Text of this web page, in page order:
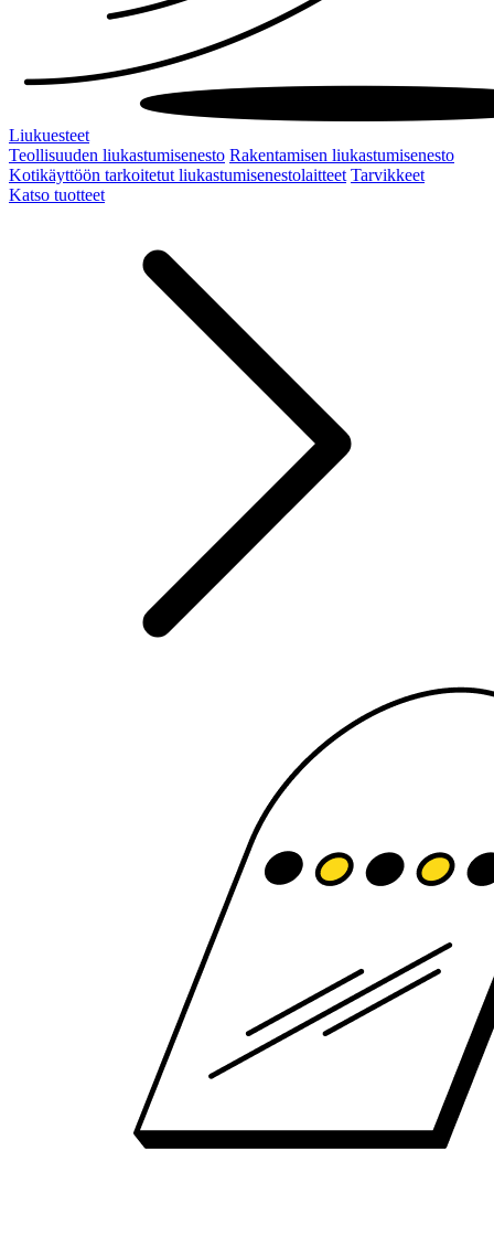
Liukuesteet
Teollisuuden liukastumisenesto Rakentamisen liukastumisenesto
Kotikäyttöön tarkoitetut liukastumisenestolaitteet Tarvikkeet
Katso tuotteet